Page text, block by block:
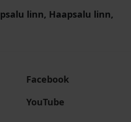
linn, Haapsalu linn,
Facebook
YouTube